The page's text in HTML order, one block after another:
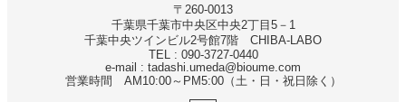
〒260-0013
千葉県千葉市中央区中央2丁目5－1
千葉中央ツインビル2号館7階 CHIBA-LABO
TEL : 090-3727-0440
e-mail : tadashi.umeda@bioume.com
営業時間 AM10:00～PM5:00（土・日・祝日除く）